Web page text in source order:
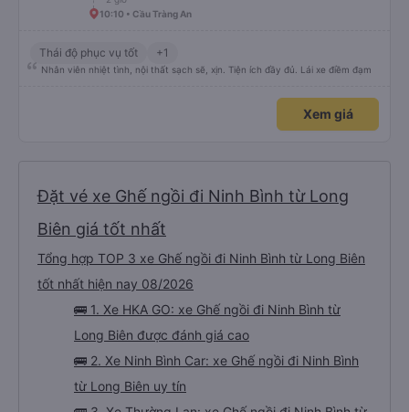
10:10 • Cầu Tràng An
Thái độ phục vụ tốt +1
Nhân viên nhiệt tình, nội thất sạch sẽ, xịn. Tiện ích đầy đủ. Lái xe điềm đạm
Xem giá
Đặt vé xe Ghế ngồi đi Ninh Bình từ Long
Biên giá tốt nhất
Tổng hợp TOP 3 xe Ghế ngồi đi Ninh Bình từ Long Biên
tốt nhất hiện nay 08/2026
🚌 1. Xe HKA GO: xe Ghế ngồi đi Ninh Bình từ
Long Biên được đánh giá cao
🚌 2. Xe Ninh Bình Car: xe Ghế ngồi đi Ninh Bình
từ Long Biên uy tín